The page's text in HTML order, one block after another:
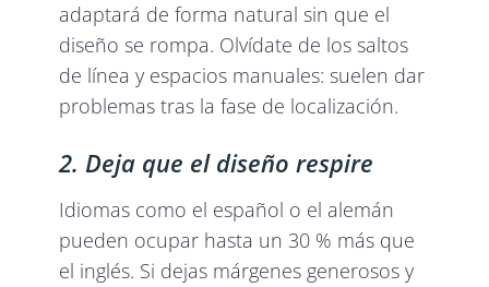
adaptará de forma natural sin que el
diseño se rompa. Olvídate de los saltos
de línea y espacios manuales: suelen dar
problemas tras la fase de localización.
2. Deja que el diseño respire
Idiomas como el español o el alemán
pueden ocupar hasta un 30 % más que
el inglés. Si dejas márgenes generosos y